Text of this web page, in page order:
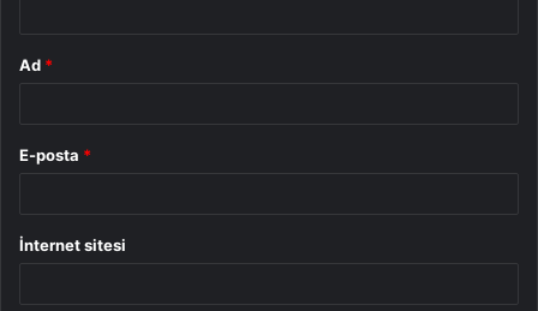
Ad *
E-posta *
İnternet sitesi